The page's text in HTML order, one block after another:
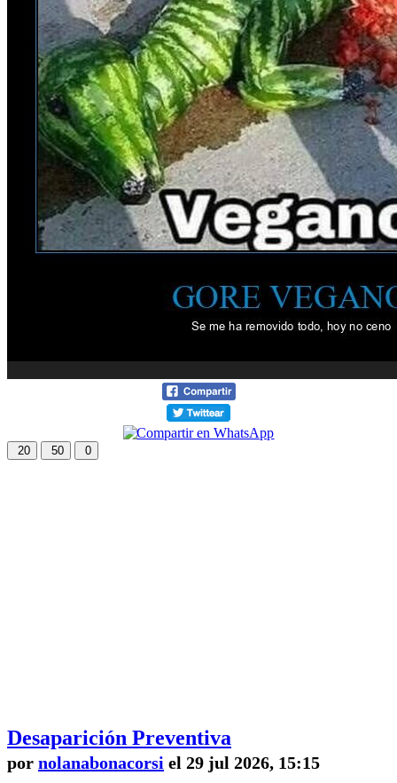
20 50 0
Desaparición Preventiva
por nolanabonacorsi el 29 jul 2026, 15:15